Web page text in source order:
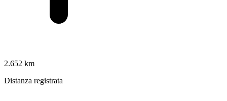
2.652 km
Distanza registrata